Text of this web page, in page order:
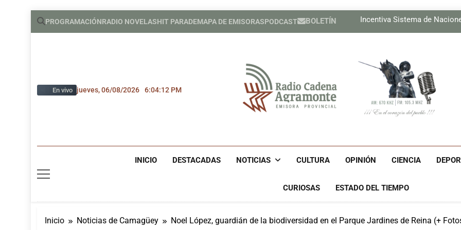
Saltar
PROGRAMACIÓNRADIO NOVELASHIT PARADEMAPA DE EMISORASPODCAST BOLETÍN
Incentiva Sistema de
Incentiva Sistema de
Tres cubanos ya
En vivo jueves, 06/08/2026 6:04:13 PM
Radio Cadena
INICIO DESTACADAS NOTICIAS CULTURA OPINIÓN CIENCIA
CURIOSAS ESTADO DEL TIEMPO
Inicio Noticias de Camagüey Noel López, guardián de la biodiversidad en el Parque Jardines de Reina (+